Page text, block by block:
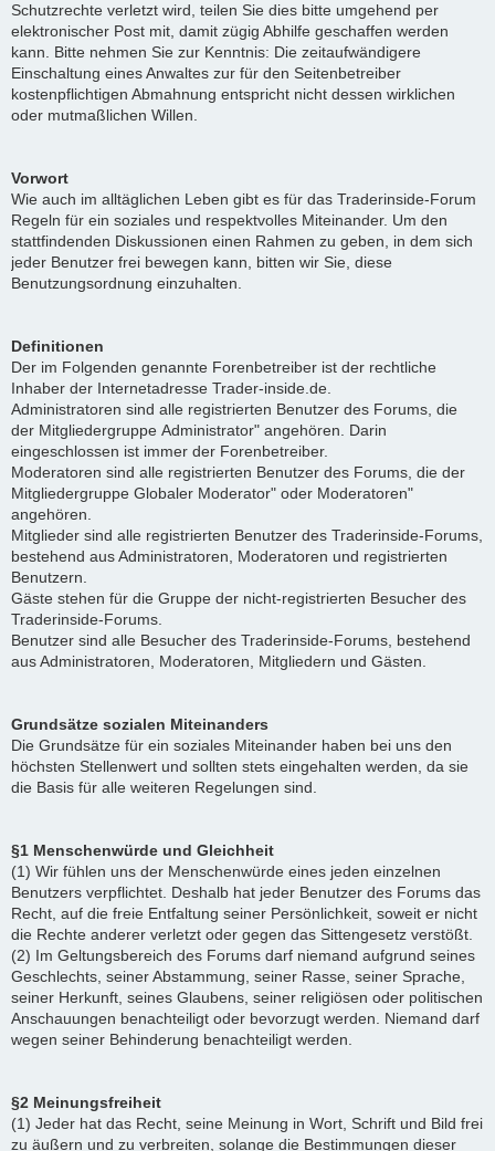
Schutzrechte verletzt wird, teilen Sie dies bitte umgehend per
elektronischer Post mit, damit zügig Abhilfe geschaffen werden
kann. Bitte nehmen Sie zur Kenntnis: Die zeitaufwändigere
Einschaltung eines Anwaltes zur für den Seitenbetreiber
kostenpflichtigen Abmahnung entspricht nicht dessen wirklichen
oder mutmaßlichen Willen.
Vorwort
Wie auch im alltäglichen Leben gibt es für das Traderinside-Forum
Regeln für ein soziales und respektvolles Miteinander. Um den
stattfindenden Diskussionen einen Rahmen zu geben, in dem sich
jeder Benutzer frei bewegen kann, bitten wir Sie, diese
Benutzungsordnung einzuhalten.
Definitionen
Der im Folgenden genannte Forenbetreiber ist der rechtliche
Inhaber der Internetadresse Trader-inside.de.
Administratoren sind alle registrierten Benutzer des Forums, die
der Mitgliedergruppe Administrator" angehören. Darin
eingeschlossen ist immer der Forenbetreiber.
Moderatoren sind alle registrierten Benutzer des Forums, die der
Mitgliedergruppe Globaler Moderator" oder Moderatoren"
angehören.
Mitglieder sind alle registrierten Benutzer des Traderinside-Forums,
bestehend aus Administratoren, Moderatoren und registrierten
Benutzern.
Gäste stehen für die Gruppe der nicht-registrierten Besucher des
Traderinside-Forums.
Benutzer sind alle Besucher des Traderinside-Forums, bestehend
aus Administratoren, Moderatoren, Mitgliedern und Gästen.
Grundsätze sozialen Miteinanders
Die Grundsätze für ein soziales Miteinander haben bei uns den
höchsten Stellenwert und sollten stets eingehalten werden, da sie
die Basis für alle weiteren Regelungen sind.
§1 Menschenwürde und Gleichheit
(1) Wir fühlen uns der Menschenwürde eines jeden einzelnen
Benutzers verpflichtet. Deshalb hat jeder Benutzer des Forums das
Recht, auf die freie Entfaltung seiner Persönlichkeit, soweit er nicht
die Rechte anderer verletzt oder gegen das Sittengesetz verstößt.
(2) Im Geltungsbereich des Forums darf niemand aufgrund seines
Geschlechts, seiner Abstammung, seiner Rasse, seiner Sprache,
seiner Herkunft, seines Glaubens, seiner religiösen oder politischen
Anschauungen benachteiligt oder bevorzugt werden. Niemand darf
wegen seiner Behinderung benachteiligt werden.
§2 Meinungsfreiheit
(1) Jeder hat das Recht, seine Meinung in Wort, Schrift und Bild frei
zu äußern und zu verbreiten, solange die Bestimmungen dieser